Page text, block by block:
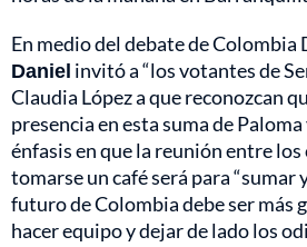
En medio del debate de Colombia
Daniel invitó a “los votantes de
Claudia López a que reconozcan
presencia en esta suma de
énfasis en que la reunión entre
tomarse un café será para “sumar
futuro de Colombia debe ser más
hacer equipo y dejar de lado los